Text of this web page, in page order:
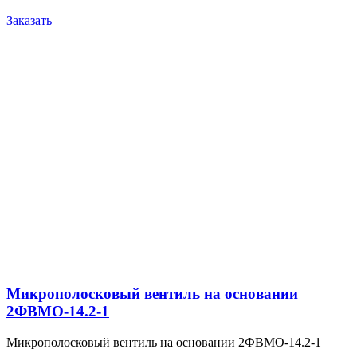
Заказать
Микрополосковый вентиль на основании
2ФВМO-14.2-1
Микрополосковый вентиль на основании 2ФВМO-14.2-1